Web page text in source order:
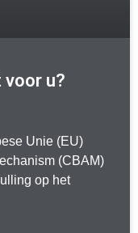
voor u?
Unie (EU)
(CBAM)
op het